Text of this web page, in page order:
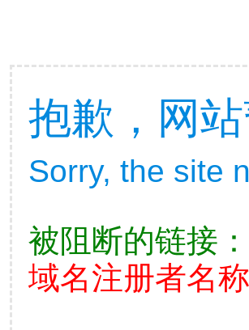
抱歉，网
Sorry, the site
被阻断的链接：
域名注册者名